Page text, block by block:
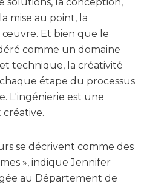
mise au point, la
œuvre. Et bien que le
comme un domaine
technique, la créativité
étape du processus
L'ingénierie est une
se décrivent comme des
», indique Jennifer
au Département de